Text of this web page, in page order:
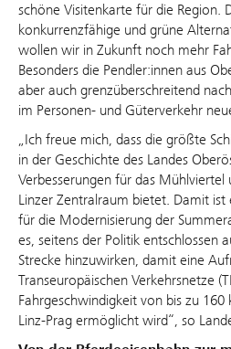
schöne Visitenkarte für die Region.
konkurrenzfähige und grüne
wollen wir in Zukunft noch mehr
Besonders die Pendler:innen aus
aber auch grenzüberschreitend
im Personen- und Güterverkehr
„Ich freue mich, dass die größte
in der Geschichte des Landes
Verbesserungen für das Mühlviertel
Linzer Zentralraum bietet. Damit
für die Modernisierung der
es, seitens der Politik entschlossen
Strecke hinzuwirken, damit eine
Transeuropäischen Verkehrsnetze
Fahrgeschwindigkeit von bis zu
Linz-Prag ermöglicht wird“, so